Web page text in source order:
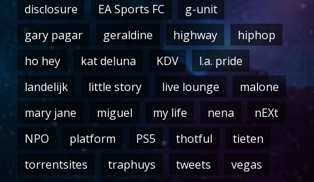
disclosure
EA Sports FC
g-unit
gary pagar
geraldine highway
hiphop
ho hey
kat deluna KDV
l.a. pride
landelijk
little story live lounge
malone
mary jane
miguel my life nena
nEXt
NPO
platform PS5 thotful
tieten
torrentsites
traphuys tweets vegas